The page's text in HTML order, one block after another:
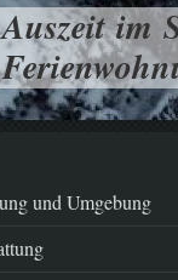
Auszeit im
und Umgebung